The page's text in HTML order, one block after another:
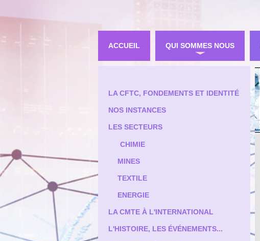
ACCUEIL QUI SOMMES NOUS
LA CFTC, FONDEMENTS ET IDENTITÉ
NOS INSTANCES
LES SECTEURS
CHIMIE
MINES
TEXTILE
ENERGIE
LA CMTE À L'INTERNATIONAL
L'HISTOIRE, LES ÉVÉNEMENTS...